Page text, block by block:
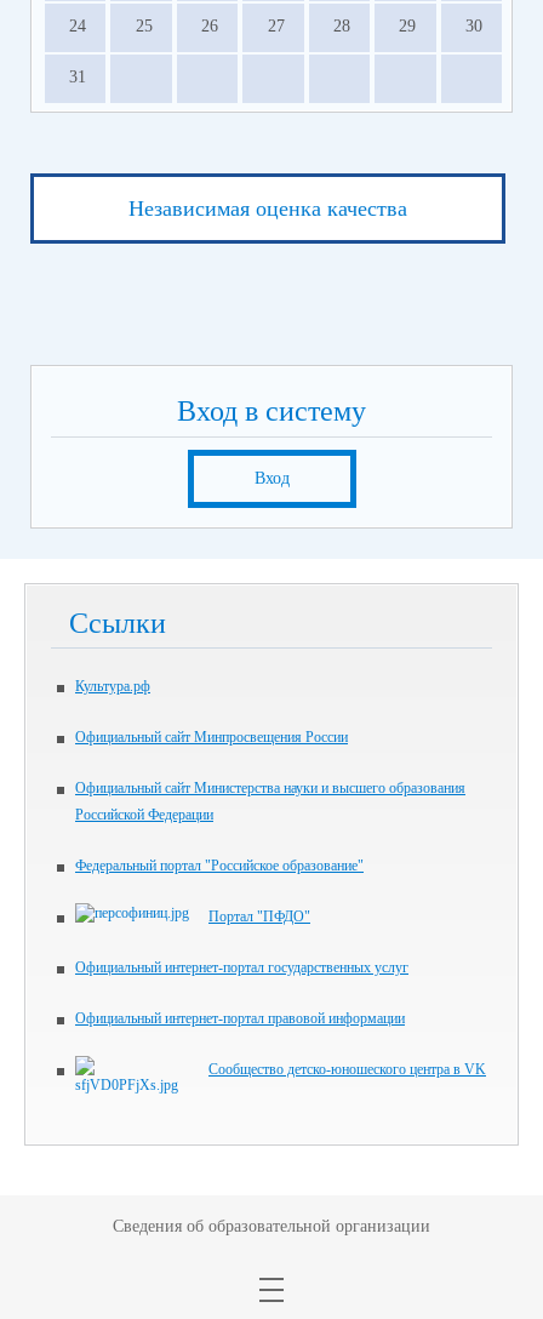
24 25 26 27 28 29 30
31
Независимая оценка качества
Вход в систему
Вход
Ссылки
Культура.рф
Официальный сайт Минпросвещения России
Официальный сайт Министерства науки и высшего образования
Российской Федерации
Федеральный портал "Российское образование"
Портал "ПФДО"
Официальный интернет-портал государственных услуг
Официальный интернет-портал правовой информации
Сообщество детско-юношеского центра в VK
Сведения об образовательной организации